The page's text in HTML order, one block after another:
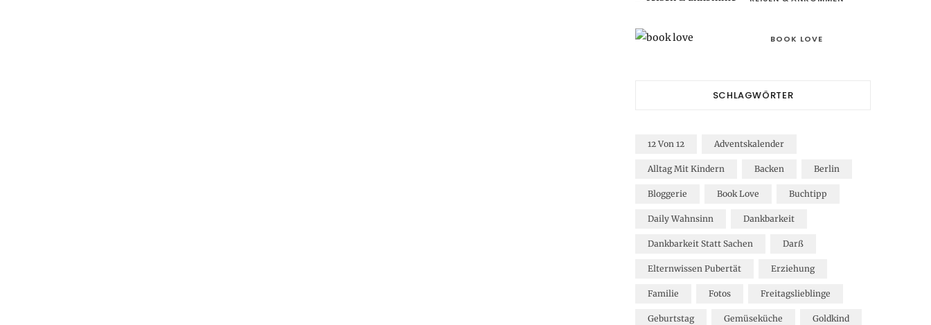
BOOK LOVE
SCHLAGWÖRTER
12 Von 12 Adventskalender
Alltag Mit Kindern Backen Berlin
Bloggerie Book Love Buchtipp
Daily Wahnsinn Dankbarkeit
Dankbarkeit Statt Sachen Darß
Elternwissen Pubertät Erziehung
Familie Fotos Freitagslieblinge
Geburtstag Gemüseküche Goldkind